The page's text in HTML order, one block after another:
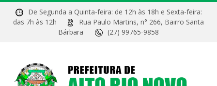
De Segunda a Quinta-feira: de 12h às 18h e Sexta-feira:
das 7h às 12h
Rua Paulo Martins, n° 266, Bairro Santa
Bárbara
(27) 99765-9858